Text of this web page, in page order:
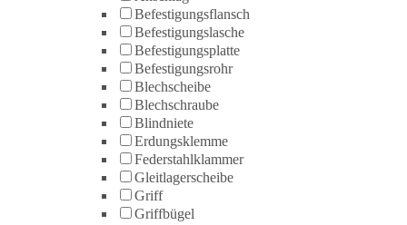
Befestigungsflansch
Befestigungslasche
Befestigungsplatte
Befestigungsrohr
Blechscheibe
Blechschraube
Blindniete
Erdungsklemme
Federstahlklammer
Gleitlagerscheibe
Griff
Griffbügel